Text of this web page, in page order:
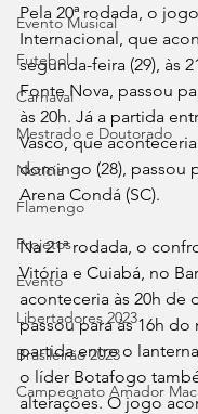
Evento Musical
Futebol
Carnaval
Mestrado e Doutorado
Notícia
Flamengo
Projetos
Evento
Libertadores 2023
Brasileirão 2023
Campeonato Amador
Pela 20ª rodada, o
Internacional, que
segunda-feira (29), às
Fonte Nova, passou
às 20h. Já a partida
Vasco, que
domingo (28), passou
Arena Condá (SC).
Na 21ª rodada, o
Vitória e Cuiabá, no
aconteceria às 20h de
passou para às 16h
partida entre o
o líder Botafogo
alterações. O jogo